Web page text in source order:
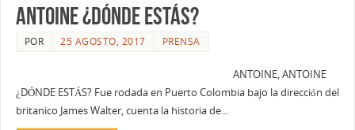
ANTOINE ¿DÓNDE ESTÁS?
POR 25 AGOSTO, 2017 PRENSA
ANTOINE, ANTOINE
¿DÓNDE ESTÁS? Fue rodada en Puerto Colombia bajo la dirección del
britanico James Walter, cuenta la historia de…